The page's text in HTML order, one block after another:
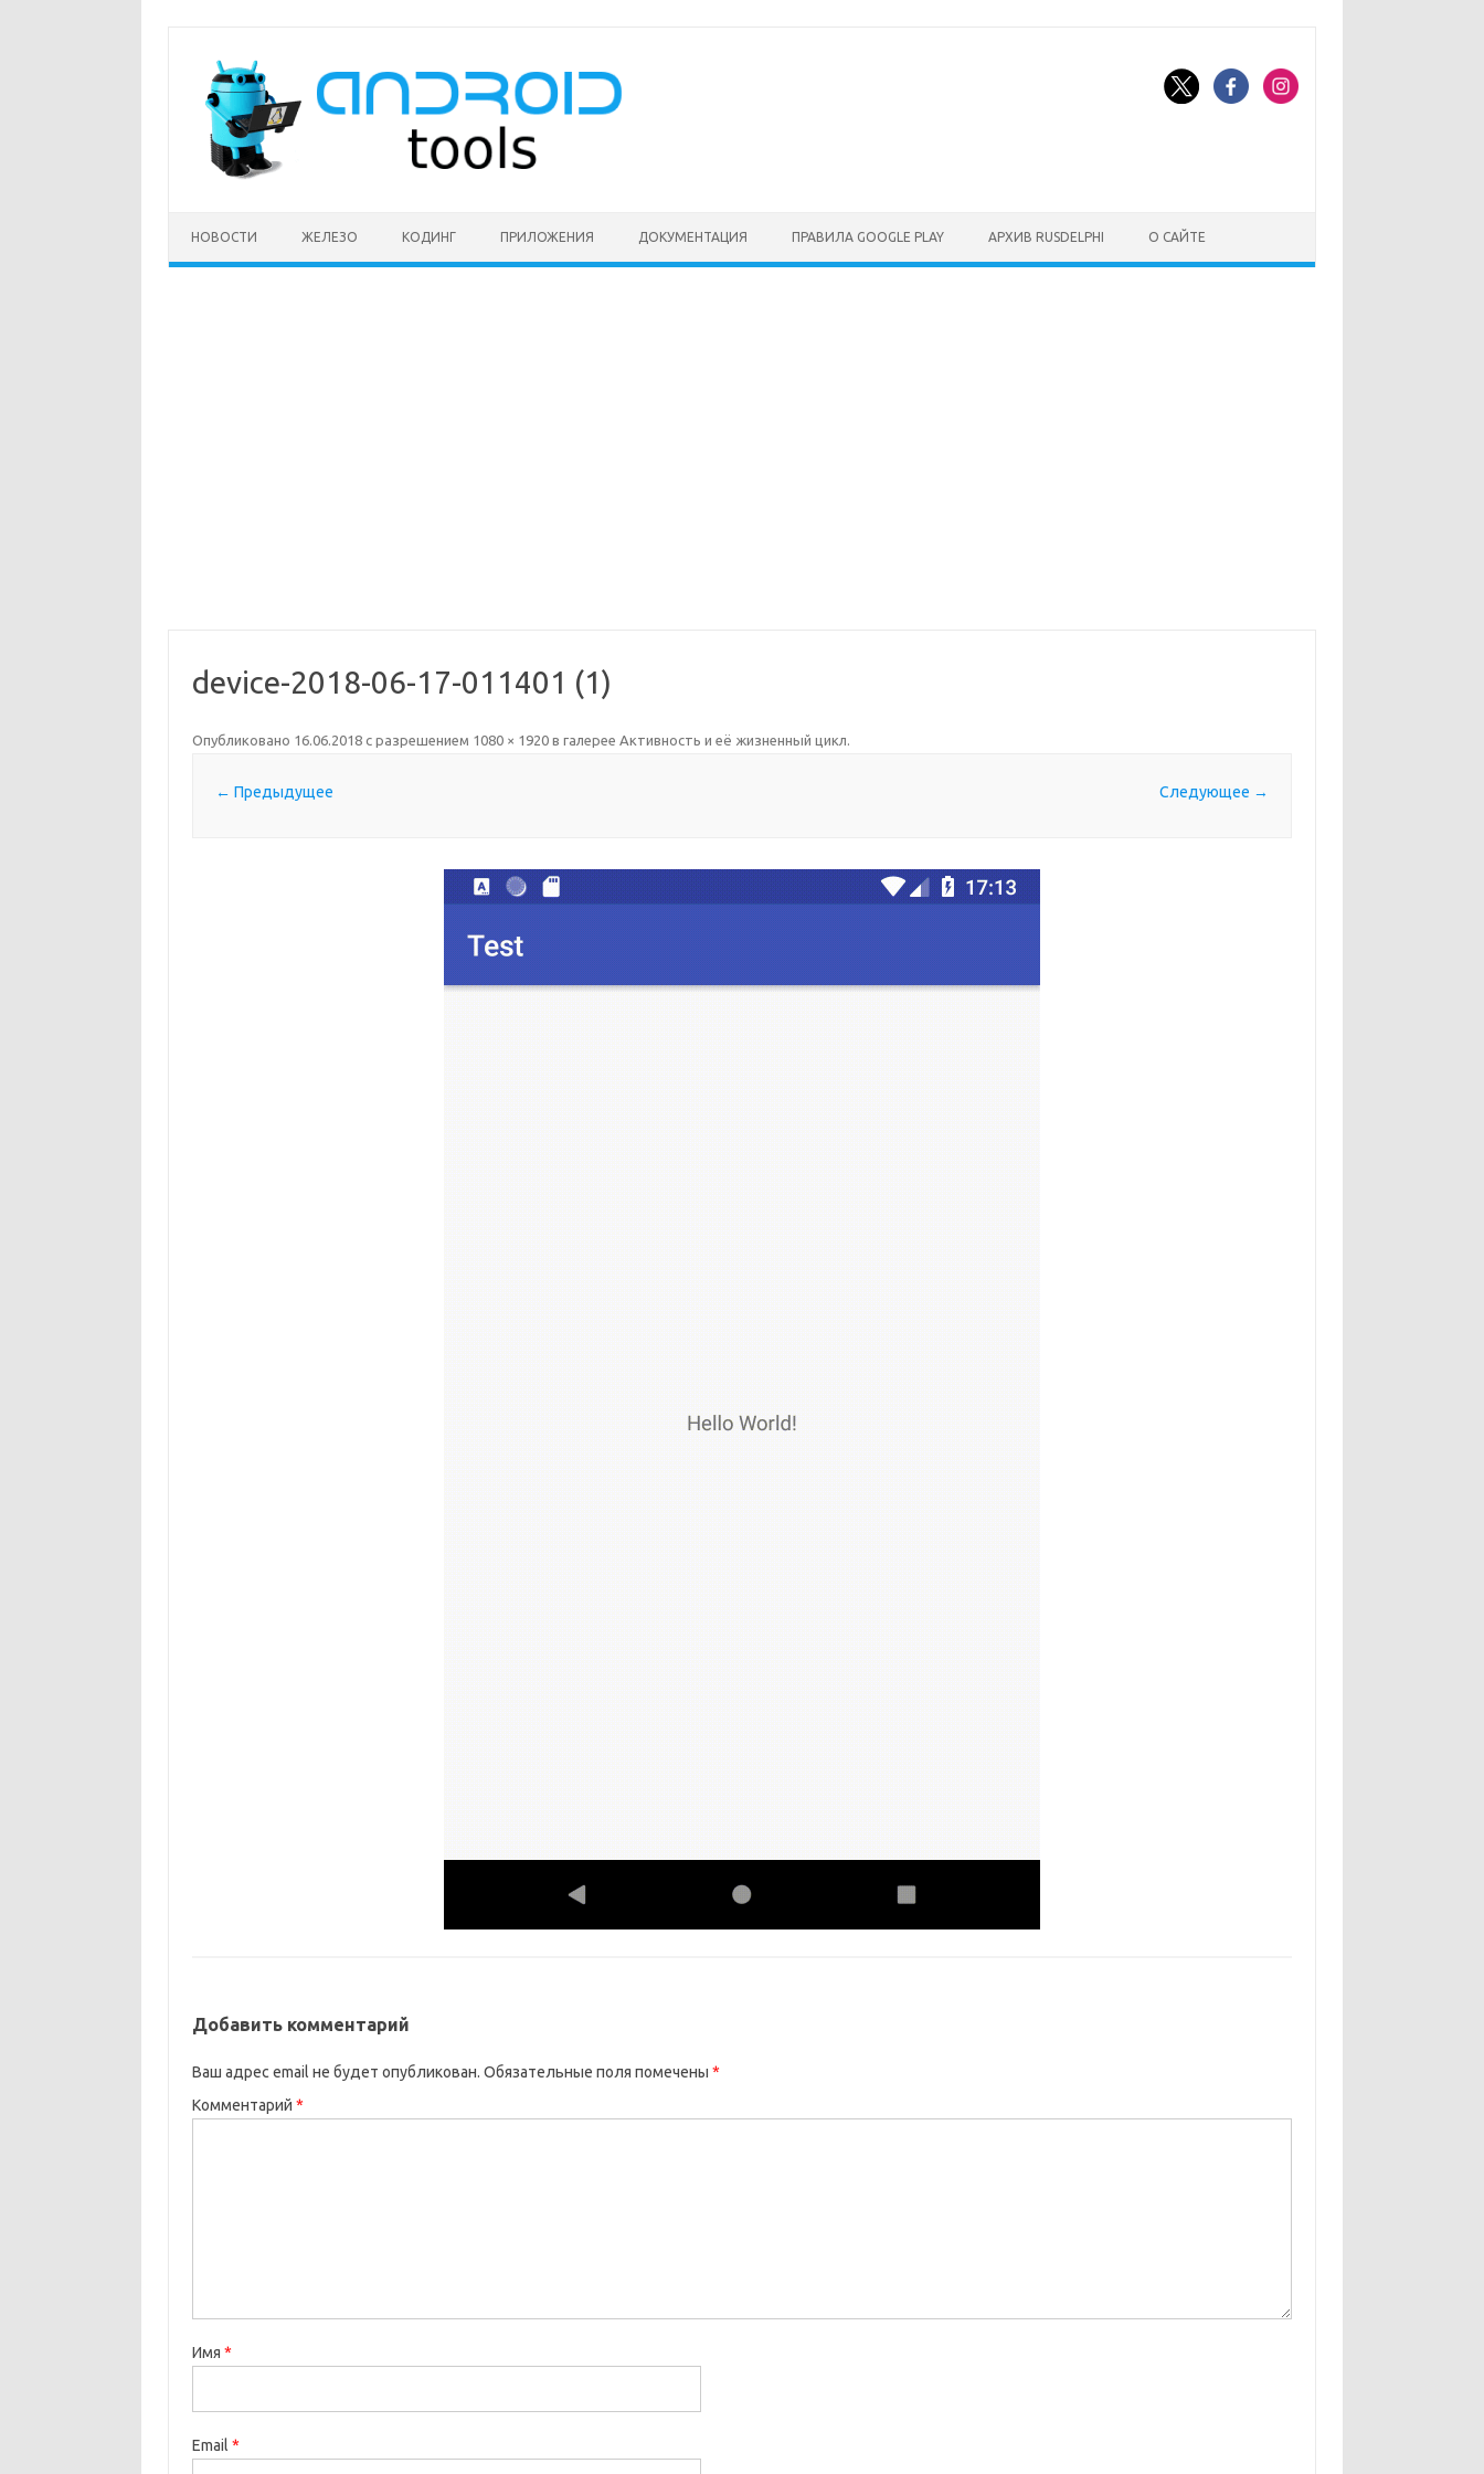
содержимому
НОВОСТИ ЖЕЛЕЗО КОДИНГ ПРИЛОЖЕНИЯ ДОКУМЕНТАЦИЯ ПРАВИЛА GOOGLE PLAY АРХИВ RUSDELPHI О САЙТЕ
device-2018-06-17-011401 (1)
Опубликовано 16.06.2018с разрешением 1080 × 1920в галерее Активность и её жизненный цикл.
← Предыдущее Следующее →
Добавить комментарий
Ваш адрес email не будет опубликован. Обязательные поля помечены *
Комментарий *
Имя *
Email *